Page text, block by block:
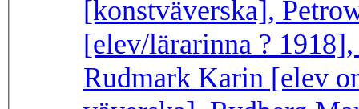
[konstväverska],
[elev/lärarinna ?
Rudmark Karin [elev